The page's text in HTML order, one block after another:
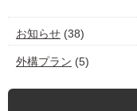
お知らせ (38)
外構プラン (5)